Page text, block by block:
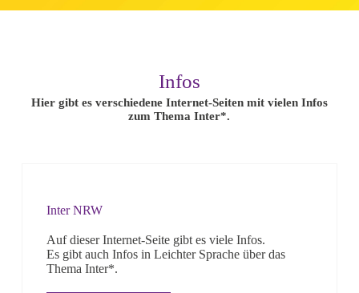
Infos
Hier gibt es verschiedene Internet-Seiten mit vielen Infos
zum Thema Inter*.
Inter NRW
Auf dieser Internet-Seite gibt es viele Infos.
Es gibt auch Infos in Leichter Sprache über das
Thema Inter*.